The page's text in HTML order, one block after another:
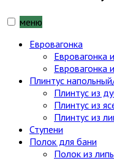
меню
Евровагонка
Евровагонка
Евровагонка
Плинтус
Плинтус из
Плинтус из
Плинтус из
Ступени
Полок для бани
Полок из